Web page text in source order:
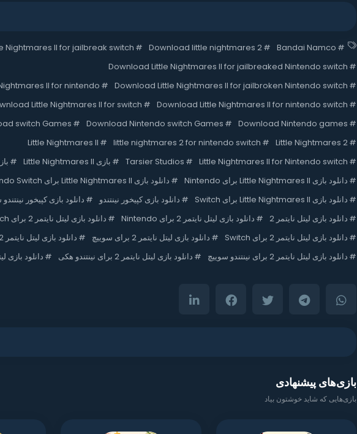
#
Bandai Namco
#
Download little nightmares 2
#
Nightmares II for jailbreak switch
#
Download Little Nightmares II for jailbreaked Nintendo switch
#
Download Little Nightmares II for jailbroken Nintendo switch
#
II for nintendo
#
Download Little Nightmares II for nintendo switch
#
Little Nightmares II for switch
#
Download Nintendo games
#
Download Nintendo switch Games
#
switch Games
#
Little Nightmares 2
#
little nightmares 2 for nintendo switch
#
Little Nightmares II
#
Little Nightmares II for Nintendo switch
#
Tarsier Studios
# بازی Little Nightmares II #
# دانلود بازی Little Nightmares II برای Nintendo # دانلود بازی Little Nightmares II برای Nintendo Switch
# دانلود بازی Little Nightmares II برای Switch # دانلود بازی کپیخور نینتندو # دانلود بازی کپیخور
# دانلود بازی لیتل نایتمر 2 # دانلود بازی لیتل نایتمر 2 برای Nintendo # دانلود بازی لیتل نایتمر 2 برای Nintendo Switch
# دانلود بازی لیتل نایتمر 2 برای Switch # دانلود بازی لیتل نایتمر 2 برای سوییچ # دانلود بازی لیتل نایتمر 2 برای نینتندو
# دانلود بازی لیتل نایتمر 2 برای نینتندو سوییچ # دانلود بازی لیتل نایتمر 2 برای نینتندو هکی # دانلود بازی لیتل
بازی‌های پیشنهادی
بازی‌هایی که شاید خوشتون بیاد